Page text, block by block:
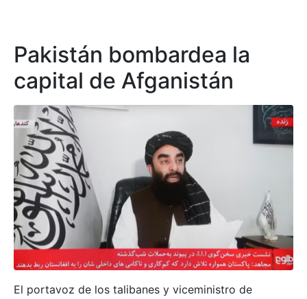
Pakistán bombardea la
capital de Afganistán
El portavoz de los talibanes y viceministro de